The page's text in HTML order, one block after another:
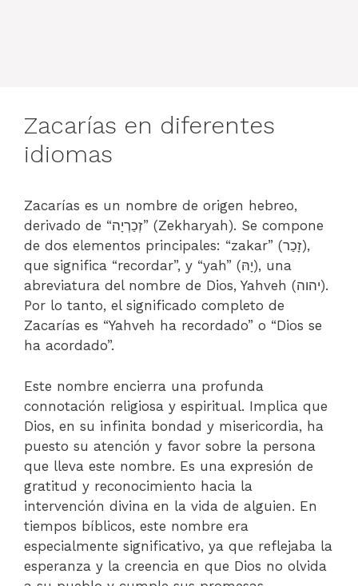
Zacarías en diferentes
idiomas
Zacarías es un nombre de origen hebreo,
derivado de “זְכַרְיָה” (Zekharyah). Se compone
de dos elementos principales: “zakar” (זָכַר),
que significa “recordar”, y “yah” (יָהּ), una
abreviatura del nombre de Dios, Yahveh (יהוה).
Por lo tanto, el significado completo de
Zacarías es “Yahveh ha recordado” o “Dios se
ha acordado”.
Este nombre encierra una profunda
connotación religiosa y espiritual. Implica que
Dios, en su infinita bondad y misericordia, ha
puesto su atención y favor sobre la persona
que lleva este nombre. Es una expresión de
gratitud y reconocimiento hacia la
intervención divina en la vida de alguien. En
tiempos bíblicos, este nombre era
especialmente significativo, ya que reflejaba la
esperanza y la creencia en que Dios no olvida